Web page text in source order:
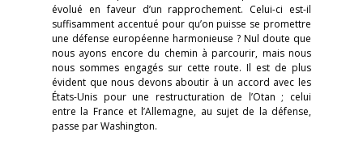
évolué en faveur d’un rapprochement. Celui-ci est-il
suffisamment accentué pour qu’on puisse se promettre
une défense européenne harmonieuse ? Nul doute que
nous ayons encore du chemin à parcourir, mais nous
nous sommes engagés sur cette route. Il est de plus
évident que nous devons aboutir à un accord avec les
États-Unis pour une restructuration de l’Otan ; celui
entre la France et l’Allemagne, au sujet de la défense,
passe par Washington.